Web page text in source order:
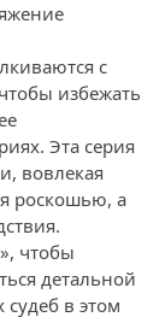
с
избежать
Эта серия
вовлекая
роскошью, а
чтобы
детальной
в этом